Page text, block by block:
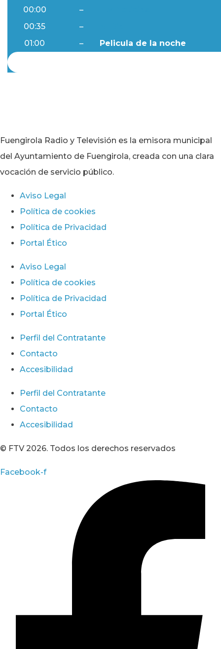
00:00 –
00:35
–
01:00
– Pelicula de la noche
Fuengirola Radio y Televisión es la emisora municipal
del Ayuntamiento de Fuengirola, creada con una clara
vocación de servicio público.
Aviso Legal
Política de cookies
Política de Privacidad
Portal Ético
Aviso Legal
Política de cookies
Política de Privacidad
Portal Ético
Perfil del Contratante
Contacto
Accesibilidad
Perfil del Contratante
Contacto
Accesibilidad
© FTV 2026. Todos los derechos reservados
Facebook-f